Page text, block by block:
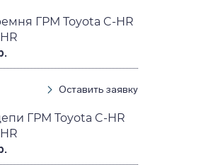
ГРМ Toyota C-HR
Оставить заявку
ГРМ Toyota C-HR